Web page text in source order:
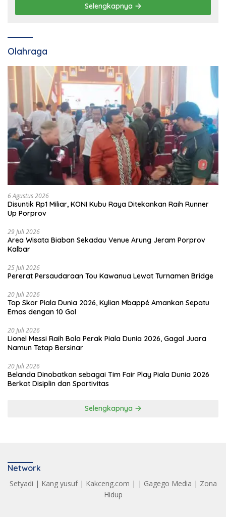
Selengkapnya
Olahraga
6 Agustus 2026
Disuntik Rp1 Miliar, KONI Kubu Raya Ditekankan Raih Runner
Up Porprov
29 Juli 2026
Area Wisata Biaban Sekadau Venue Arung Jeram Porprov
Kalbar
25 Juli 2026
Pererat Persaudaraan Tou Kawanua Lewat Turnamen Bridge
20 Juli 2026
Top Skor Piala Dunia 2026, Kylian Mbappé Amankan Sepatu
Emas dengan 10 Gol
20 Juli 2026
Lionel Messi Raih Bola Perak Piala Dunia 2026, Gagal Juara
Namun Tetap Bersinar
20 Juli 2026
Belanda Dinobatkan sebagai Tim Fair Play Piala Dunia 2026
Berkat Disiplin dan Sportivitas
Selengkapnya
Network
Setyadi | Kang yusuf| Kakceng.com | | Gagego Media | Zona
Hidup